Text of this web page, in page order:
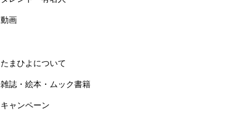
動画
たまひよについて
雑誌・絵本・ムック書籍
キャンペーン